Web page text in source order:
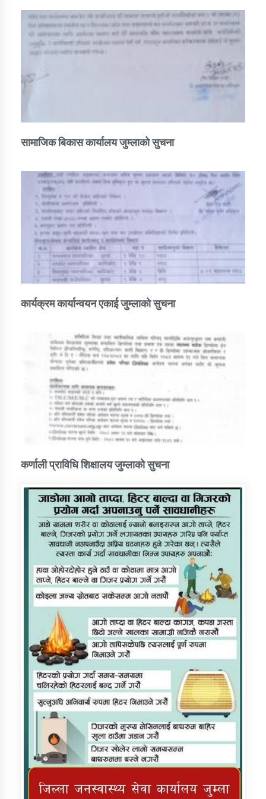
सामाजिक बिकास कार्यालय जुम्लाकाे सुचना
कार्यक्रम कार्यान्वयन एकाई जुम्लाको सुचना
कर्णाली प्राविधि शिक्षालय जुम्लाको सुचना